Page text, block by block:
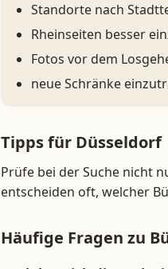
Standorte nach
Rheinseiten besser
Fotos vor dem
neue Schränke
Tipps für Düsseldorf
Prüfe bei der Suche nicht
entscheiden oft, welcher
Häufige Fragen zu